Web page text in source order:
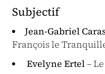
Subjectif
Jean-Gabriel
François le
Evelyne Ertel–